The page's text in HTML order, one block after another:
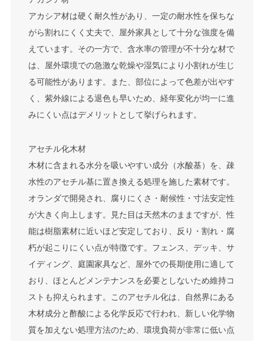
アカシア材は硬く耐久性があり、一定の耐水性を保ちな
がら割れにくく丈夫で、屋外家具として十分な強度を備
えています。その一方で、含水率の管理が不十分な材で
は、屋外環境での急激な乾燥や湿気により小割れが生じ
る可能性があります。また、部位によって色差が出やす
く、紫外線による退色も早いため、経年変化が均一に進
みにくい点はデメリットとして挙げられます。
アセチル化木材
木材に含まれる水分を吸いやすい成分（水酸基）を、疎
水性のアセチル基に置き換える処理を施した素材です。
オランダで開発され、腐りにくさ・耐候性・寸法安定性
が大きく向上します。見た目は天然木のままですが、性
能は樹脂素材に近いほど安定しており、反り・割れ・腐
朽が起こりにくい点が特徴です。フェンス、デッキ、サ
イディング、庭園家具など、屋外での長期使用に適して
おり、ほとんどメンテナンスを必要としないため維持コ
ストも抑えられます。このアセチル化は、自然界にある
木材成分と酢酸による化学反応で行われ、新しい化学物
質を加えない処理方法のため、環境負荷が非常に低い点